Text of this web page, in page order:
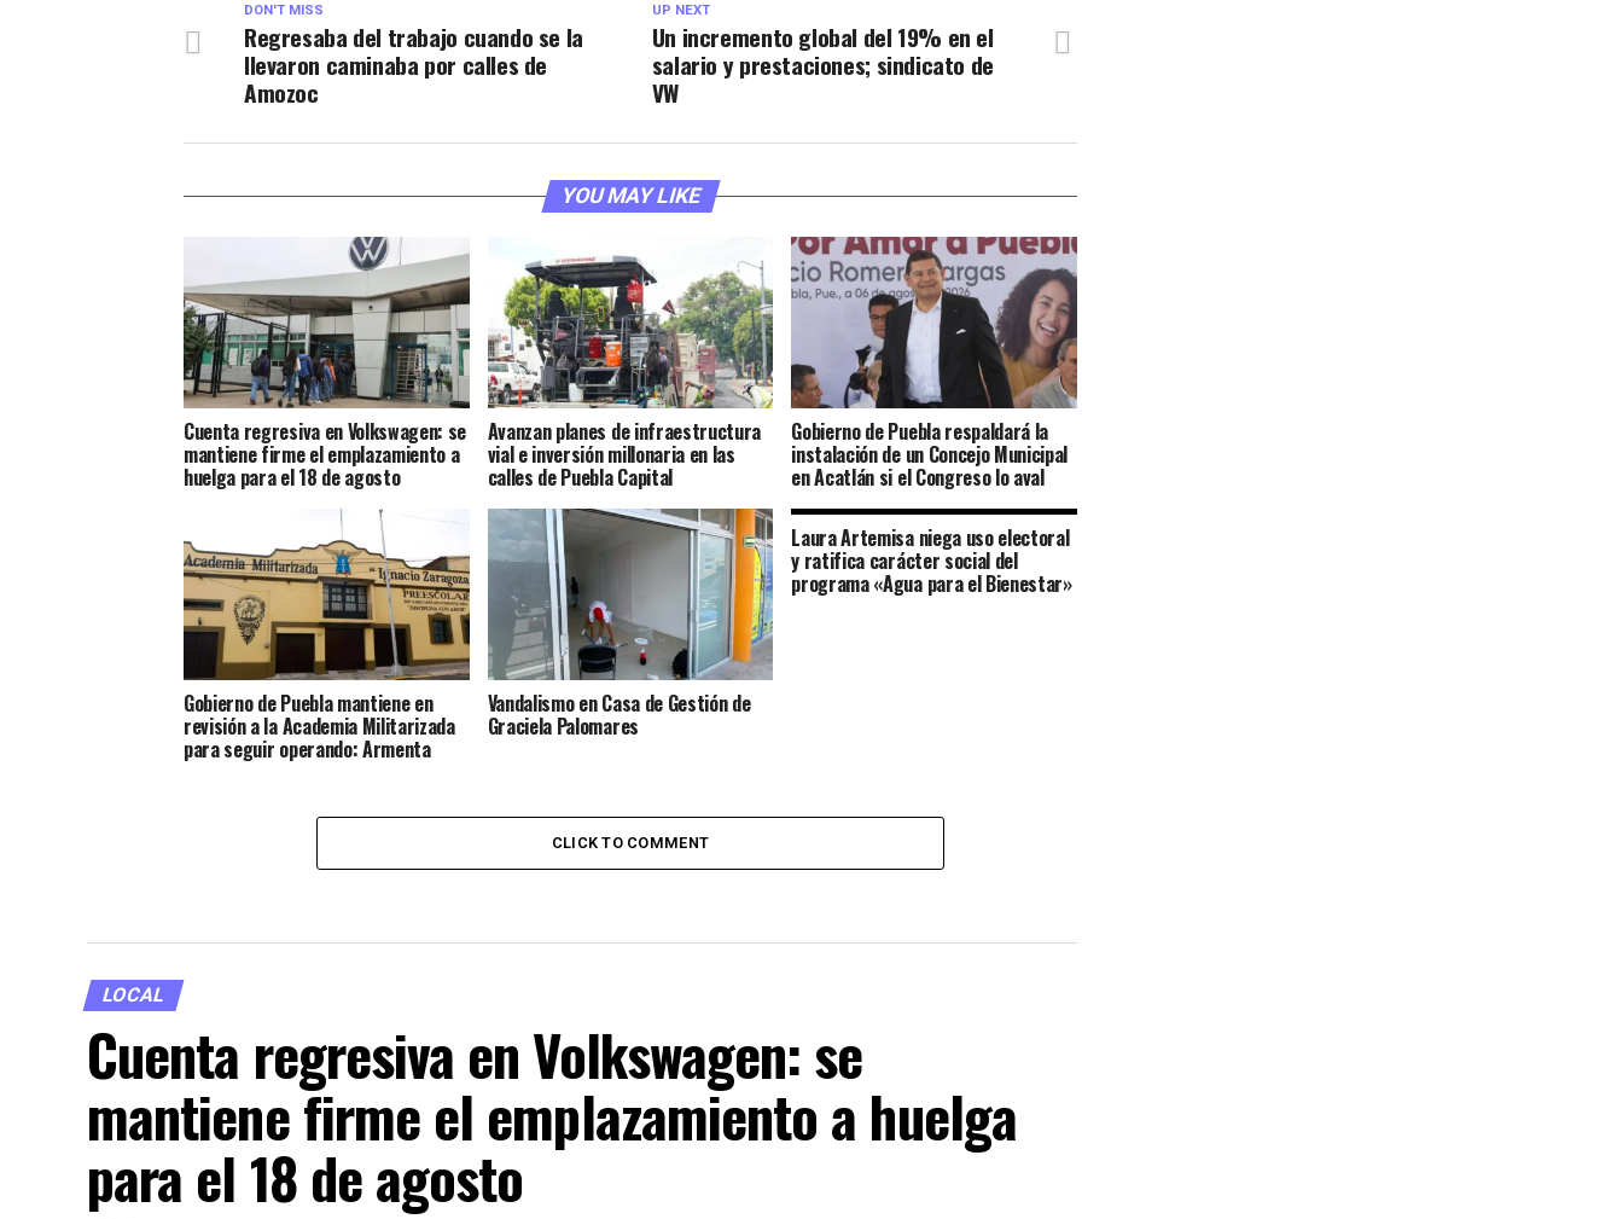
UP NEXT
Un incremento global del 19% en el
salario y prestaciones; sindicato de
VW
DON'T MISS
Regresaba del trabajo cuando se la
llevaron caminaba por calles de
Amozoc
YOU MAY LIKE
Cuenta regresiva en Volkswagen: se
mantiene firme el emplazamiento a
huelga para el 18 de agosto
Avanzan planes de infraestructura
vial e inversión millonaria en las
calles de Puebla Capital
Gobierno de Puebla respaldará la
instalación de un Concejo Municipal
en Acatlán si el Congreso lo aval
Gobierno de Puebla mantiene en
revisión a la Academia Militarizada
para seguir operando: Armenta
Vandalismo en Casa de Gestión de
Graciela Palomares
Laura Artemisa niega uso electoral
y ratifica carácter social del
programa «Agua para el Bienestar»
CLICK TO COMMENT
LOCAL
Cuenta regresiva en Volkswagen: se
mantiene firme el emplazamiento a huelga
para el 18 de agosto